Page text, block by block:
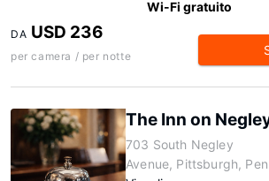
Wi-Fi gratuito
DA USD 236
per camera / per notte
The Inn on
703 South Negley
Avenue, Pittsburgh,